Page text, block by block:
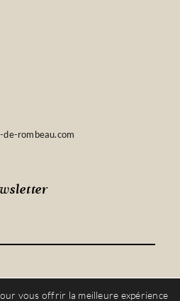
de-rombeau.com
vous offrir la meilleure expérience